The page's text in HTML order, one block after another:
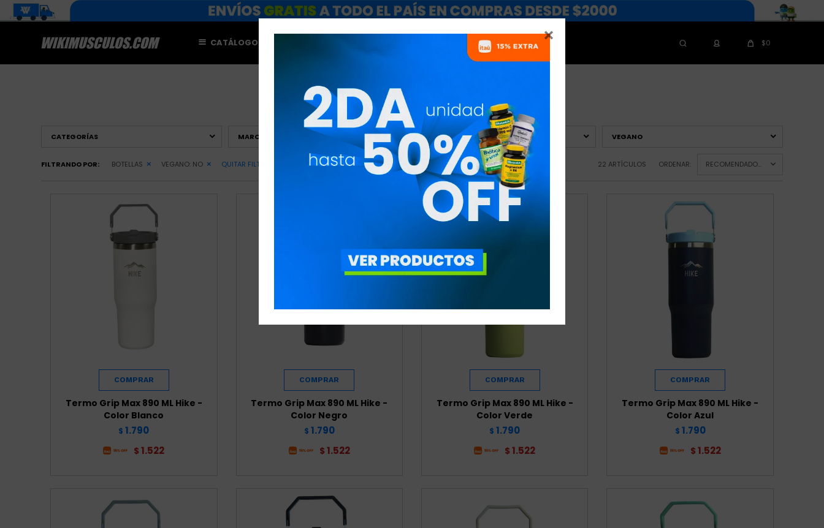

CATÁLOGO NUTRICIONISTAS $0
BOTELLAS
CATEGORÍAS MARCAS PRECIO($) VEGANO
FILTRANDO POR: BOTELLAS VEGANO: NO QUITAR FILTROS 22 ARTÍCULOS ORDENAR: RECOMENDADOS
Termo Grip Max 890 ML Hike -
Color Blanco
$ 1.790
$ 1.522
Termo Grip Max 890 ML Hike -
Color Negro
$ 1.790
$ 1.522
Termo Grip Max 890 ML Hike -
Color Verde
$ 1.790
$ 1.522
Termo Grip Max 890 ML Hike -
Color Azul
$ 1.790
$ 1.522